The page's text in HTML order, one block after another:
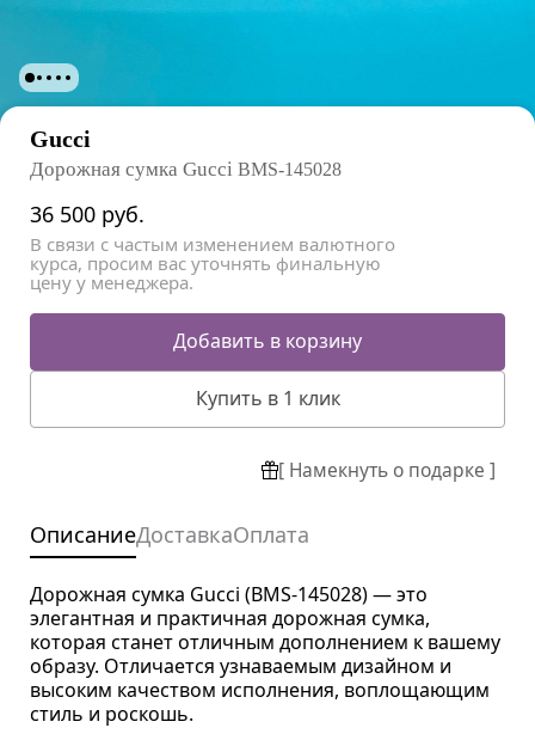
Gucci
Дорожная сумка Gucci BMS-145028
36 500 руб.
В связи с частым изменением валютного
курса, просим вас уточнять финальную
цену у менеджера.
Добавить в корзину
Купить в 1 клик
[ Намекнуть о подарке ]
ОписаниеДоставкаОплата
Дорожная сумка Gucci (BMS-145028) — это
элегантная и практичная дорожная сумка,
которая станет отличным дополнением к вашему
образу. Отличается узнаваемым дизайном и
высоким качеством исполнения, воплощающим
стиль и роскошь.